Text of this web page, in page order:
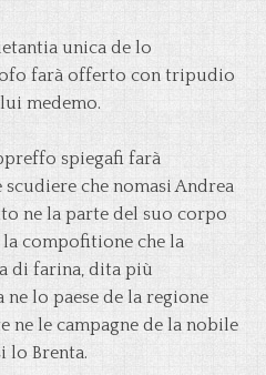
unica de lo
farà offerto con tripudio
medemo.
spiegafi farà
che nomasi Andrea
ne la parte del suo corpo
compofitione che la
di farina, dita più
lo paese de la regione
ne le campagne de la nobile
lo Brenta.